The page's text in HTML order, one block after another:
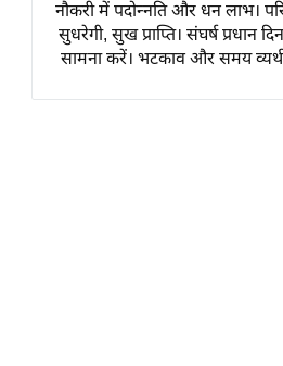
लाइफस्टाइल
टेक्नॉलॉजी
नौकरी में पदोन्नति और धन लाभ।
सुधरेगी, सुख प्राप्ति। संघर्ष प्रधान
सामना करें। भटकाव और समय व्यर्थ